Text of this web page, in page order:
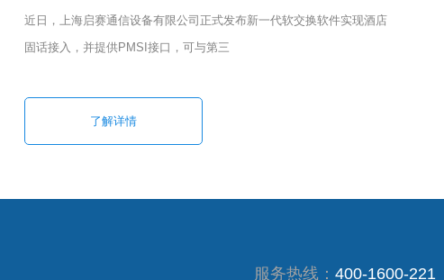
近日，上海启赛通信设备有限公司正式发布新一代软交换软件实现酒店
固话接入，并提供PMSI接口，可与第三
了解详情
服务热线：400-1600-221